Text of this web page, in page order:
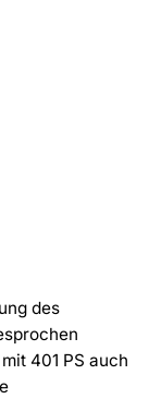
des
401 PS auch